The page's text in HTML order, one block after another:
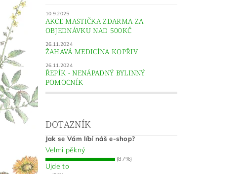
10.9.2025
AKCE MASTIČKA ZDARMA ZA
OBJEDNÁVKU NAD 500KČ
26.11.2024
ŽAHAVÁ MEDICÍNA KOPŘIV
26.11.2024
ŘEPÍK - NENÁPADNÝ BYLINNÝ
POMOCNÍK
DOTAZNÍK
Jak se Vám líbí náš e-shop?
Velmi pěkný
(87%)
Ujde to